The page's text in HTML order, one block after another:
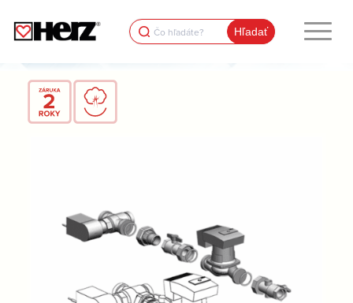
Search
for: